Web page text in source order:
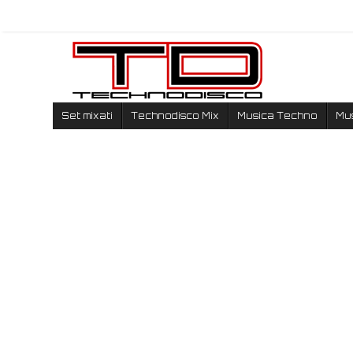
Set mixati Technodisco Mix Musica Techno